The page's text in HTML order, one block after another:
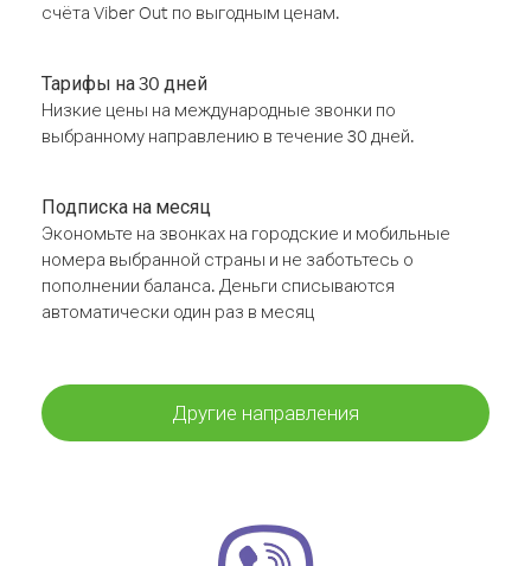
счёта Viber Out по выгодным ценам.
Тарифы на 30 дней
Низкие цены на международные звонки по
выбранному направлению в течение 30 дней.
Подписка на месяц
Экономьте на звонках на городские и мобильные
номера выбранной страны и не заботьтесь о
пополнении баланса. Деньги списываются
автоматически один раз в месяц
Другие направления